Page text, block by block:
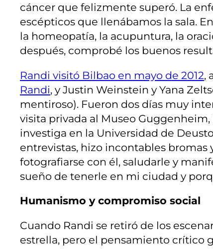
cáncer que felizmente superó. La
escépticos que llenábamos la sala.
la homeopatía, la acupuntura, la
después, comprobé los buenos
Randi visitó Bilbao en mayo de 2012,
Randi, y Justin Weinstein y Yana
mentiroso). Fueron dos días muy
visita privada al Museo
investiga en la Universidad de
entrevistas, hizo incontables
fotografiarse con él, saludarle y
sueño de tenerle en mi ciudad y
Humanismo y compromiso social
Cuando Randi se retiró de los
estrella, pero el pensamiento crítico